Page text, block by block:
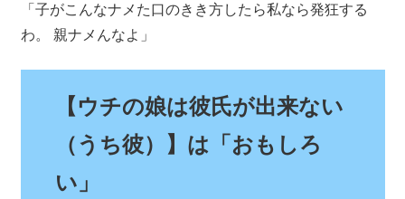
「子がこんなナメた口のきき方したら私なら発狂する
わ。 親ナメんなよ」
【ウチの娘は彼氏が出来ない
（うち彼）】は「おもしろ
い」